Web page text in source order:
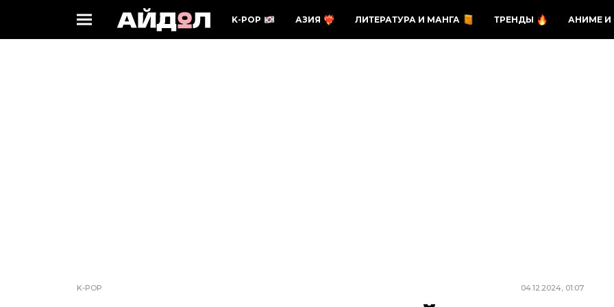
K-POP АЗИЯ ЛИТЕРАТУРА И МАНГА ТРЕНДЫ АНИМЕ И
K-POP 04.12.2024, 01:07